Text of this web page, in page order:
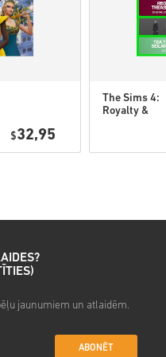
• Izvēlies produktu
• Ievadi savu e-pasta adresi
• Izvēlies sev vēlamo
Pēc tam saņemsi e-pastu
$32,95
The Sims 4:
Royalty &
(EA app)
jaunumiem un atlaidēm.
ABONĒT